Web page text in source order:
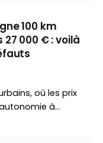
100 km
000 € : voilà
où les prix
à…